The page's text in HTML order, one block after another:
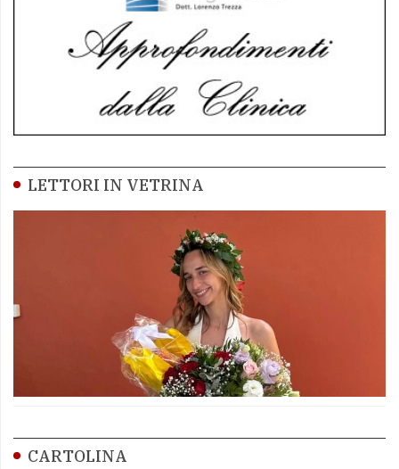
LETTORI IN VETRINA
CARTOLINA